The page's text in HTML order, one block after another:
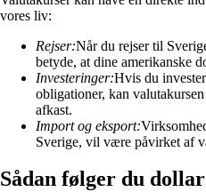
vores liv:
Rejser:Når du rejser til
betyde, at dine amerikanske
Investeringer:Hvis du
obligationer, kan
afkast.
Import og eksport:
Sverige, vil være påvirket af
Sådan følger du